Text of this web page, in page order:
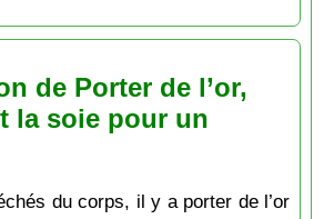
de Porter de l’or,
la soie pour un
du corps, il y a porter de l’or